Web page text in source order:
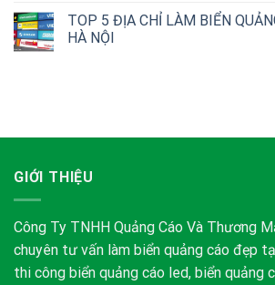
TOP 5 ĐỊA CHỈ LÀM BIỂN
HÀ NỘI
GIỚI THIỆU
Công Ty TNHH Quảng Cáo Và Thương
chuyên tư vấn làm biển quảng cáo đẹp
thi công biển quảng cáo led, biển quảng